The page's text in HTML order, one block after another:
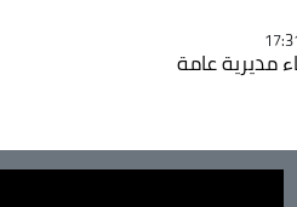
مديرية عامة